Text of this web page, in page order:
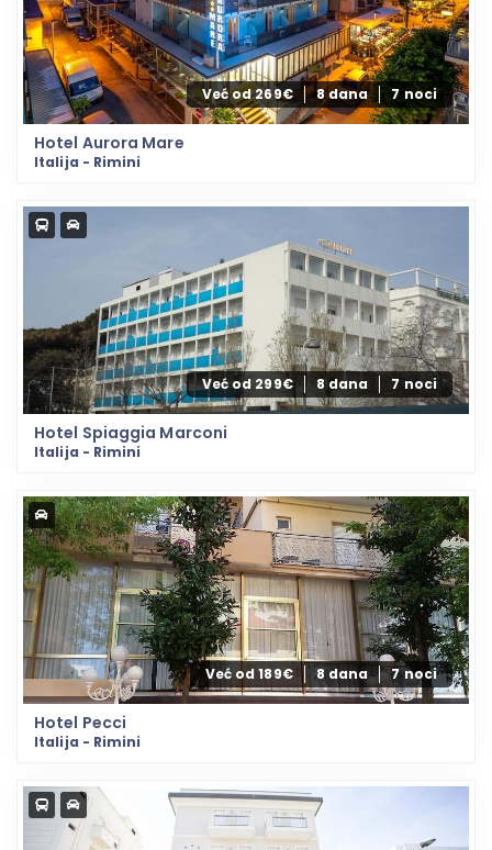
Već od 269€ 8 dana 7 noci
Hotel Aurora Mare
Italija - Rimini
Već od 299€ 8 dana 7 noci
Hotel Spiaggia Marconi
Italija - Rimini
Već od 189€ 8 dana 7 noci
Hotel Pecci
Italija - Rimini